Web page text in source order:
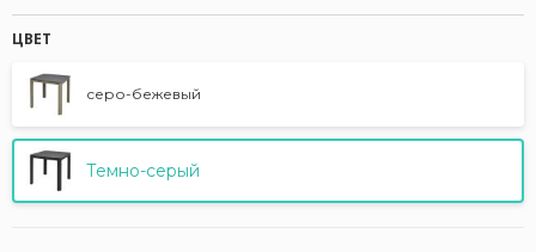
ЦВЕТ
серо-бежевый
Темно-серый